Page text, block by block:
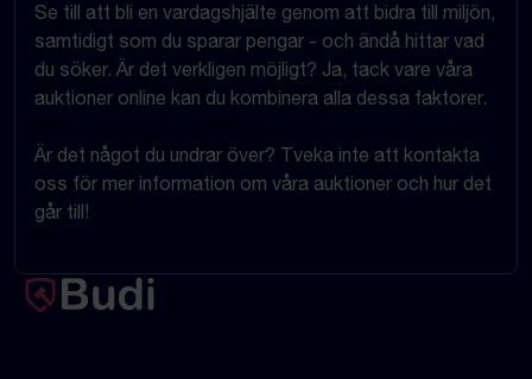
Se till att bli en vardagshjälte genom att bidra till miljön,
samtidigt som du sparar pengar - och ändå hittar vad
du söker. Är det verkligen möjligt? Ja, tack vare våra
auktioner online kan du kombinera alla dessa faktorer.
Är det något du undrar över? Tveka inte att kontakta
oss för mer information om våra auktioner och hur det
går till!